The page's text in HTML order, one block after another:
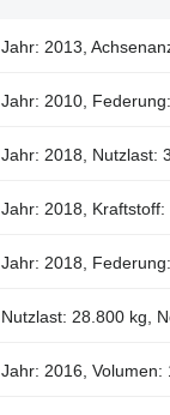
Jahr: 2013,
Jahr: 2010,
Jahr: 2018, Nutzlast:
Jahr: 2018,
Jahr: 2018,
Nutzlast: 28.800 kg,
Jahr: 2016, Volumen: